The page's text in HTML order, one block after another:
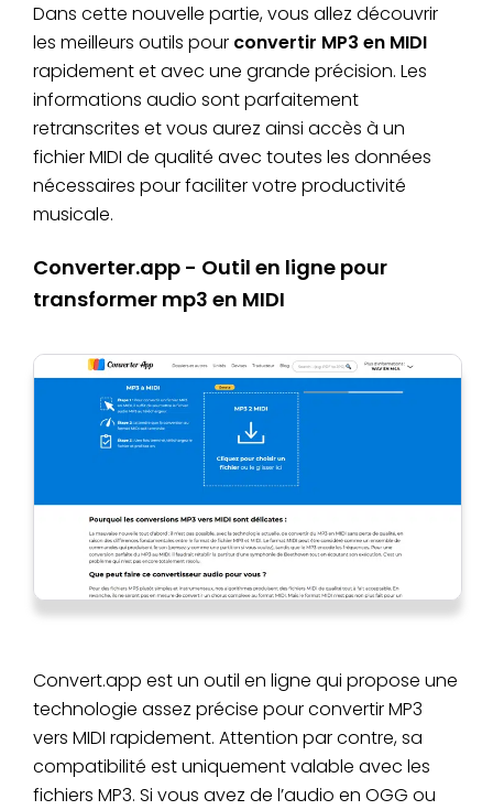
Dans cette nouvelle partie, vous allez découvrir
les meilleurs outils pour convertir MP3 en MIDI
rapidement et avec une grande précision. Les
informations audio sont parfaitement
retranscrites et vous aurez ainsi accès à un
fichier MIDI de qualité avec toutes les données
nécessaires pour faciliter votre productivité
musicale.
Converter.app - Outil en ligne pour
transformer mp3 en MIDI
Convert.app est un outil en ligne qui propose une
technologie assez précise pour convertir MP3
vers MIDI rapidement. Attention par contre, sa
compatibilité est uniquement valable avec les
fichiers MP3. Si vous avez de l’audio en OGG ou